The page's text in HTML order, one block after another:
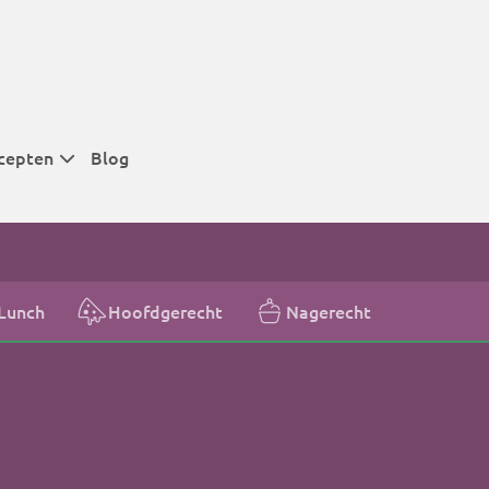
tijden
tijden
Blog
Hoofdgerecht Nagerecht